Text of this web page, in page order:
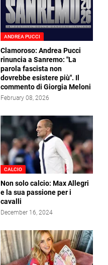
ANDREA PUCCI
Clamoroso: Andrea Pucci
rinuncia a Sanremo: "La
parola fascista non
dovrebbe esistere più". Il
commento di Giorgia Meloni
February 08, 2026
CALCIO
Non solo calcio: Max Allegri
e la sua passione per i
cavalli
December 16, 2024